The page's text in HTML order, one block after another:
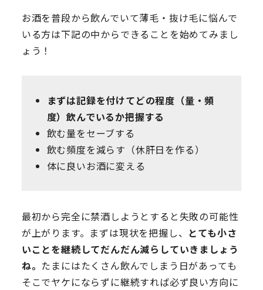
お酒を普段から飲んでいて薄毛・抜け毛に悩んで
いる方は下記の中からできることを始めてみまし
ょう！
まずは記録を付けてどの程度（量・頻
度）飲んでいるか把握する
飲む量をセーブする
飲む頻度を減らす（休肝日を作る）
体に良いお酒に変える
最初から完全に禁酒しようとすると失敗の可能性
が上がります。まずは現状を把握し、 とても小さ
いことを継続してだんだん減らしていきましょう
ね。 たまにはたくさん飲んでしまう日があっても
そこでヤケにならずに継続すれば必ず良い方向に